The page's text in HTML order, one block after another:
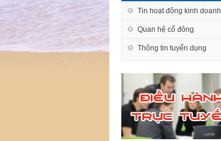
Tin hoạt động kinh doanh
Quan hệ cổ đông
Thông tin tuyển dụng